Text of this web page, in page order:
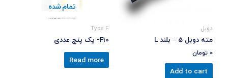
دوبل
مته دوبل 5 – بلند L
0 تومان
Add to cart
تمام شده
Type F
F10- پک پنج عددی
Read more